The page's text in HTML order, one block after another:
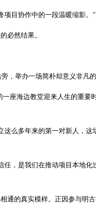
项目协作中的一段温暖缩影。”
必然结果。
，举办一场简朴却意义非凡的
座海边教堂迎来人生的重要
么多年来的第一对新人，这
，是我们在推动项目本地
通的真实模样。正因参与明